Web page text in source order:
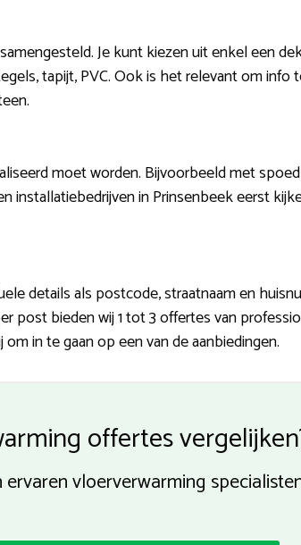
Je kunt kiezen uit enkel een
tapijt, PVC. Ook is het relevant om
moet worden. Bijvoorbeeld met
installatiebedrijven in Prinsenbeek eerst
details als postcode, straatnaam en
post bieden wij 1 tot 3 offertes van
in te gaan op een van de aanbiedingen.
offertes
vloerverwarming